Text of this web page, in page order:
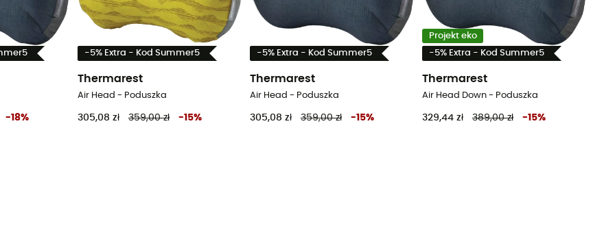
-18%
-5% Extra - Kod Summer5
Thermarest
Air Head - Poduszka
305,08 zł 359,00 zł -15%
-5% Extra - Kod Summer5
Thermarest
Air Head - Poduszka
305,08 zł 359,00 zł -15%
Projekt eko
-5% Extra - Kod Summer5
Thermarest
Air Head Down - Poduszka
329,44 zł 389,00 zł -15%